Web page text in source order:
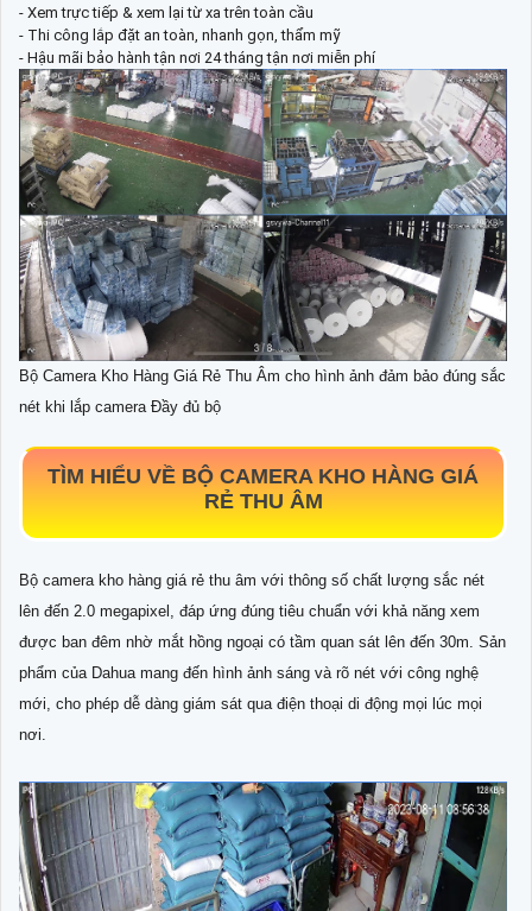
- Xem trực tiếp & xem lại từ xa trên toàn cầu
- Thi công lắp đặt an toàn, nhanh gọn, thẩm mỹ
- Hậu mãi bảo hành tận nơi 24 tháng tận nơi miễn phí
Bộ Camera Kho Hàng Giá Rẻ Thu Âm cho hình ảnh đảm bảo đúng sắc
nét khi lắp camera Đầy đủ bộ
TÌM HIỂU VỀ BỘ CAMERA KHO HÀNG GIÁ
RẺ THU ÂM
Bộ camera kho hàng giá rẻ thu âm với thông số chất lượng sắc nét
lên đến 2.0 megapixel, đáp ứng đúng tiêu chuẩn với khả năng xem
được ban đêm nhờ mắt hồng ngoại có tầm quan sát lên đến 30m. Sản
phẩm của Dahua mang đến hình ảnh sáng và rõ nét với công nghệ
mới, cho phép dễ dàng giám sát qua điện thoại di động mọi lúc mọi
nơi.